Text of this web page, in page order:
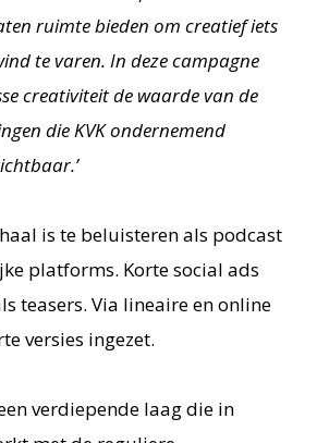
ruimte bieden om creatief iets
te varen. In deze campagne
creativiteit de waarde van de
die KVK ondernemend
is te beluisteren als podcast
platforms. Korte social ads
teasers. Via lineaire en online
versies ingezet.
verdiepende laag die in